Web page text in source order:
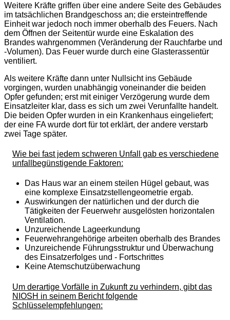
Weitere Kräfte griffen über eine andere Seite des Gebäudes
im tatsächlichen Brandgeschoss an; die ersteintreffende
Einheit war jedoch noch immer oberhalb des Feuers. Nach
dem Öffnen der Seitentür wurde eine Eskalation des
Brandes wahrgenommen (Veränderung der Rauchfarbe und
-Volumen). Das Feuer wurde durch eine Glasterassentür
ventiliert.
Als weitere Kräfte dann unter Nullsicht ins Gebäude
vorgingen, wurden unabhängig voneinander die beiden
Opfer gefunden; erst mit einiger Verzögerung wurde dem
Einsatzleiter klar, dass es sich um zwei Verunfallte handelt.
Die beiden Opfer wurden in ein Krankenhaus eingeliefert;
der eine FA wurde dort für tot erklärt, der andere verstarb
zwei Tage später.
Wie bei fast jedem schweren Unfall gab es verschiedene
unfallbegünstigende Faktoren:
Das Haus war an einem steilen Hügel gebaut, was
eine komplexe Einsatzstellengeometrie ergab.
Auswirkungen der natürlichen und der durch die
Tätigkeiten der Feuerwehr ausgelösten horizontalen
Ventilation.
Unzureichende Lageerkundung
Feuerwehrangehörige arbeiten oberhalb des Brandes
Unzureichende Führungsstruktur und Überwachung
des Einsatzerfolges und - Fortschrittes
Keine Atemschutzüberwachung
Um derartige Vorfälle in Zukunft zu verhindern, gibt das
NIOSH in seinem Bericht folgende
Schlüsselempfehlungen: